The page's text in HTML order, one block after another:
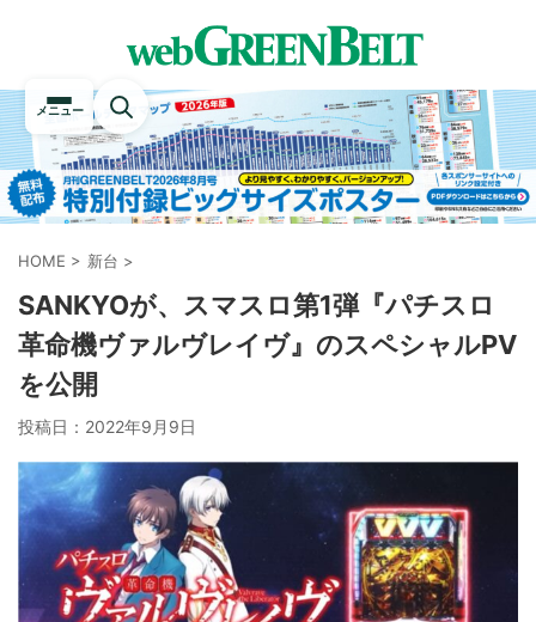
メニュー
HOME > 新台 >
SANKYOが、スマスロ第1弾『パチスロ
革命機ヴァルヴレイヴ』のスペシャルPV
を公開
投稿日： 2022年9月9日